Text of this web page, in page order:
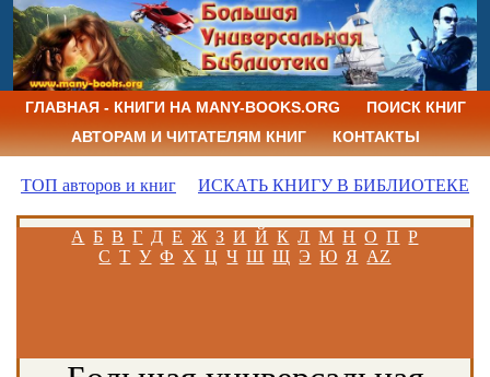
ГЛАВНАЯ - КНИГИ НА MANY-BOOKS.ORG
ПОИСК КНИГ
АВТОРАМ И ЧИТАТЕЛЯМ КНИГ
КОНТАКТЫ
ТОП авторов и книг ИСКАТЬ КНИГУ В БИБЛИОТЕКЕ
А Б В Г Д Е Ж З И Й К Л М Н О П Р
С Т У Ф Х Ц Ч Ш Щ Э Ю Я AZ